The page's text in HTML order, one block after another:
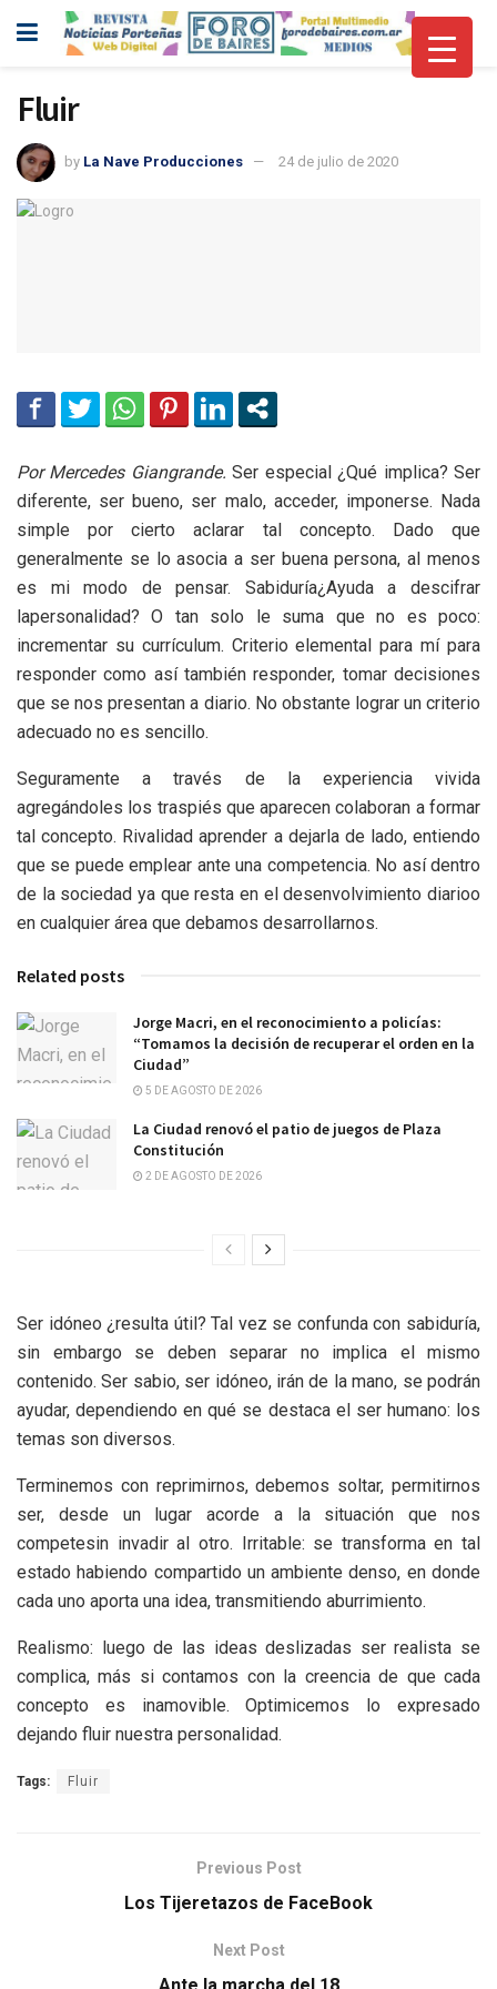
Fluir
by La Nave Producciones 24 de julio de 2020
Por Mercedes Giangrande. Ser especial ¿Qué implica? Ser
diferente, ser bueno, ser malo, acceder, imponerse. Nada
simple por cierto aclarar tal concepto. Dado que
generalmente se lo asocia a ser buena persona, al menos
es mi modo de pensar. Sabiduría¿Ayuda a descifrar
lapersonalidad? O tan solo le suma que no es poco:
incrementar su currículum. Criterio elemental para mí para
responder como así también responder, tomar decisiones
que se nos presentan a diario. No obstante lograr un criterio
adecuado no es sencillo.
Seguramente a través de la experiencia vivida
agregándoles los traspiés que aparecen colaboran a formar
tal concepto. Rivalidad aprender a dejarla de lado, entiendo
que se puede emplear ante una competencia. No así dentro
de la sociedad ya que resta en el desenvolvimiento diarioo
en cualquier área que debamos desarrollarnos.
Related posts
Jorge Macri, en el reconocimiento a policías:
“Tomamos la decisión de recuperar el orden en la
Ciudad”
5 DE AGOSTO DE 2026
La Ciudad renovó el patio de juegos de Plaza
Constitución
2 DE AGOSTO DE 2026
Ser idóneo ¿resulta útil? Tal vez se confunda con sabiduría,
sin embargo se deben separar no implica el mismo
contenido. Ser sabio, ser idóneo, irán de la mano, se podrán
ayudar, dependiendo en qué se destaca el ser humano: los
temas son diversos.
Terminemos con reprimirnos, debemos soltar, permitirnos
ser, desde un lugar acorde a la situación que nos
competesin invadir al otro. Irritable: se transforma en tal
estado habiendo compartido un ambiente denso, en donde
cada uno aporta una idea, transmitiendo aburrimiento.
Realismo: luego de las ideas deslizadas ser realista se
complica, más si contamos con la creencia de que cada
concepto es inamovible. Optimicemos lo expresado
dejando fluir nuestra personalidad.
Tags: Fluir
Previous Post
Los Tijeretazos de FaceBook
Next Post